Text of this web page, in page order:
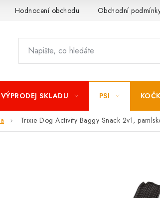
Hodnocení obchodu Obchodní
VÝPRODEJ SKLADU PSI
Trixie Dog Activity Baggy Snack 2v1,